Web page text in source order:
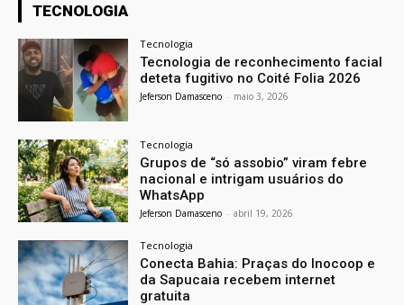
TECNOLOGIA
Tecnologia
Tecnologia de reconhecimento facial
deteta fugitivo no Coité Folia 2026
Jeferson Damasceno - maio 3, 2026
Tecnologia
Grupos de “só assobio” viram febre
nacional e intrigam usuários do
WhatsApp
Jeferson Damasceno - abril 19, 2026
Tecnologia
Conecta Bahia: Praças do Inocoop e
da Sapucaia recebem internet
gratuita